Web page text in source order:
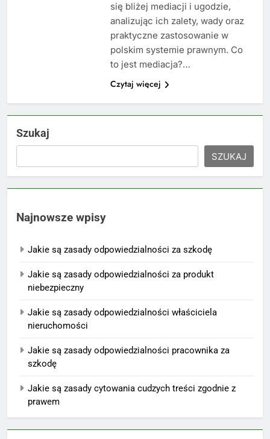
się bliżej mediacji i ugodzie,
analizując ich zalety, wady oraz
praktyczne zastosowanie w
polskim systemie prawnym. Co
to jest mediacja?…
Czytaj więcej
Szukaj
SZUKAJ
Najnowsze wpisy
Jakie są zasady odpowiedzialności za szkodę
Jakie są zasady odpowiedzialności za produkt
niebezpieczny
Jakie są zasady odpowiedzialności właściciela
nieruchomości
Jakie są zasady odpowiedzialności pracownika za
szkodę
Jakie są zasady cytowania cudzych treści zgodnie z
prawem